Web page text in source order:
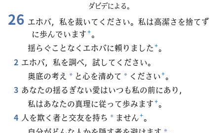
ダビデによる。
26 エホバ，私を裁いてください。私は高潔さを捨てず
に歩んでいます+。
揺らぐことなくエホバに頼りました+。
2 エホバ，私を調べ，試してください。
奥底の考え * と心を清めて * ください+。
3 あなたの揺るぎない愛はいつも私の前にあり，
私はあなたの真理に従って歩みます+。
4 人を欺く者と交友を持ち * ません+。